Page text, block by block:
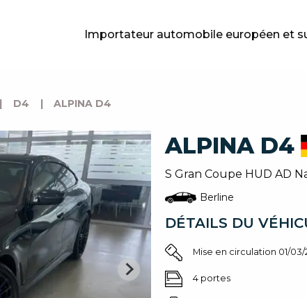
Importateur automobile européen et
| D4 | ALPINA D4
ALPINA D4
S Gran Coupe HUD AD
Berline
DÉTAILS DU
Mise en circulation 01/03/
4 portes